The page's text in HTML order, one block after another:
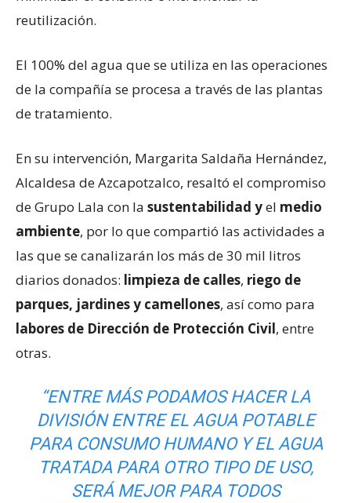
reutilización.
El 100% del agua que se utiliza en las operaciones
de la compañía se procesa a través de las plantas
de tratamiento.
En su intervención, Margarita Saldaña Hernández,
Alcaldesa de Azcapotzalco, resaltó el compromiso
de Grupo Lala con la sustentabilidad yel medio
ambiente, por lo que compartió las actividades a
las que se canalizarán los más de 30 mil litros
diarios donados: limpieza de calles, riego de
parques, jardines y camellones, así como para
labores de Dirección de Protección Civil, entre
otras.
“ENTRE MÁS PODAMOS HACER LA
DIVISIÓN ENTRE EL AGUA POTABLE
PARA CONSUMO HUMANO Y EL AGUA
TRATADA PARA OTRO TIPO DE USO,
SERÁ MEJOR PARA TODOS